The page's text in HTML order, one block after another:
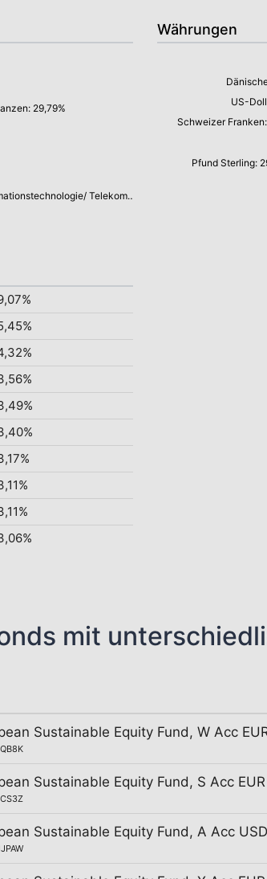
29,79%
Informationstechnologie/ Telekommunikation: 18,67%
Währungen
Pfund Sterling:
Schweizer Franken:
US-
mit
Sustainable Equity Fund, W Acc
Sustainable Equity Fund, S Acc
Sustainable Equity Fund, A Acc